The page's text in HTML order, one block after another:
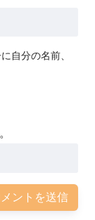
自分の名前、